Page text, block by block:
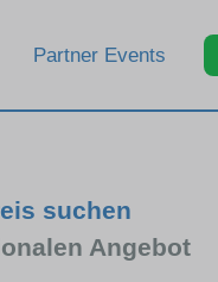
Partner Events
suchen
Angebot